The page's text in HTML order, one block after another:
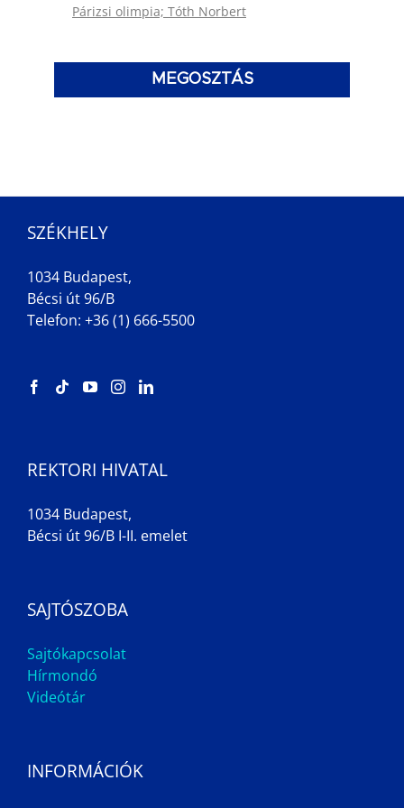
Párizsi olimpia; Tóth Norbert
MEGOSZTÁS
SZÉKHELY
1034 Budapest,
Bécsi út 96/B
Telefon: +36 (1) 666-5500
REKTORI HIVATAL
1034 Budapest,
Bécsi út 96/B I-II. emelet
SAJTÓSZOBA
Sajtókapcsolat
Hírmondó
Videótár
INFORMÁCIÓK